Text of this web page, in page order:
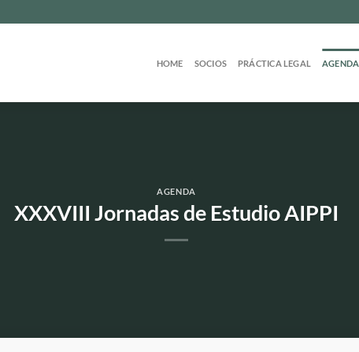
HOME SOCIOS PRÁCTICA LEGAL AGENDA
AGENDA
XXXVIII Jornadas de Estudio AIPPI